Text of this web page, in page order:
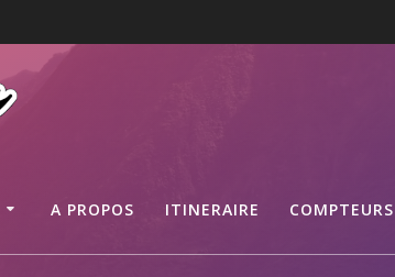
A PROPOS ITINERAIRE COMPTEURS